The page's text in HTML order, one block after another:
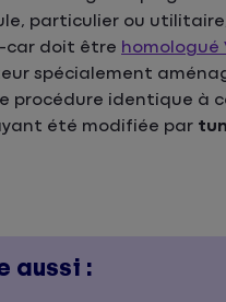
particulier ou
car doit être homologué
spécialement
procédure identique à
été modifiée par
aussi :